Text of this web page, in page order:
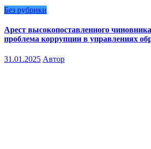
Без рубрики
Арест высокопоставленного
проблема коррупции в управлениях
31.01.2025 Автор